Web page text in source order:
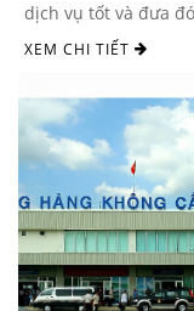
dịch vụ tốt và đưa
XEM CHI TIẾT